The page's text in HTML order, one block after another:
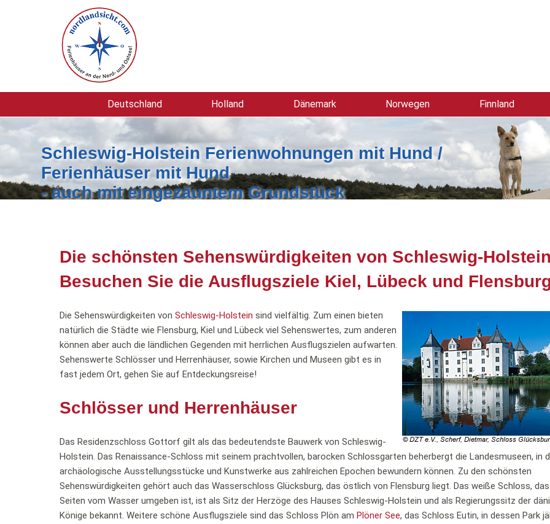
Deutschland Holland Dänemark Norwegen Finnland
Schleswig-Holstein Ferienwohnungen mit Hund /
Ferienhäuser mit Hund
- auch mit eingezäuntem Grundstück
Die schönsten Sehenswürdigkeiten von Schleswig-
Besuchen Sie die Ausflugsziele Kiel, Lübeck und
Die Sehenswürdigkeiten von Schleswig-Holstein sind vielfältig. Zum einen bieten
natürlich die Städte wie Flensburg, Kiel und Lübeck viel Sehenswertes, zum anderen
können aber auch die ländlichen Gegenden mit herrlichen Ausflugszielen aufwarten.
Sehenswerte Schlösser und Herrenhäuser, sowie Kirchen und Museen gibt es in
fast jedem Ort, gehen Sie auf Entdeckungsreise!
Schlösser und Herrenhäuser
Das Residenzschloss Gottorf gilt als das bedeutendste Bauwerk von Schleswig-
Holstein. Das Renaissance-Schloss mit seinem prachtvollen, barocken Schlossgarten beherbergt die Landesmuseen, in
archäologische Ausstellungsstücke und Kunstwerke aus zahlreichen Epochen bewundern können. Zu den schönsten
Sehenswürdigkeiten gehört auch das Wasserschloss Glücksburg, das östlich von Flensburg liegt. Das weiße Schloss,
Seiten vom Wasser umgeben ist, ist als Sitz der Herzöge des Hauses Schleswig-Holstein und als Regierungssitz der
Könige bekannt. Weitere schöne Ausflugsziele sind das Schloss Plön am Plöner See, das Schloss Eutin, in dessen Park